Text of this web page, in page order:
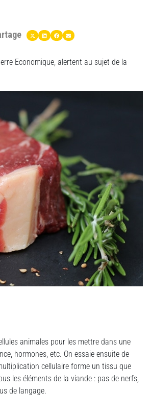
Economique, alertent au sujet de la
animales pour les mettre dans une
hormones, etc. On essaie ensuite de
cellulaire forme un tissu que
les éléments de la viande : pas de nerfs,
de langage.